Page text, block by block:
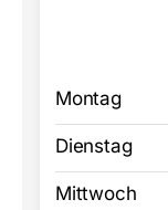
Montag
Dienstag
Mittwoch